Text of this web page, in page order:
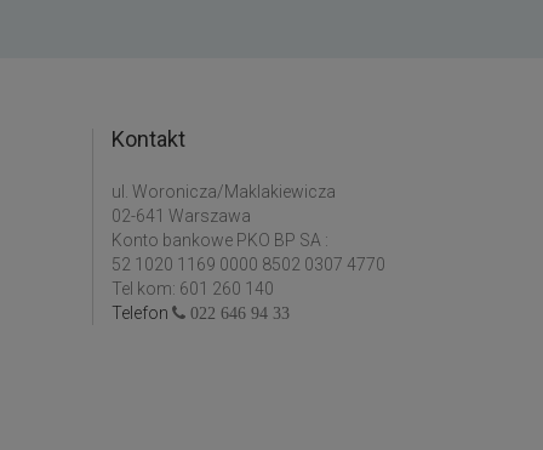
Kontakt
ul. Woronicza/Maklakiewicza
02-641 Warszawa
Konto bankowe PKO BP SA :
52 1020 1169 0000 8502 0307 4770
Tel kom: 601 260 140
Telefon
022 646 94 33